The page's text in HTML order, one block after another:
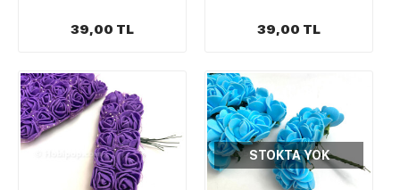
39,00 TL 39,00 TL
STOKTA YOK